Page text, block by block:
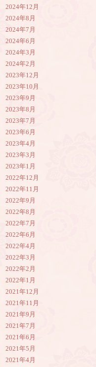
2024年12月
2024年8月
2024年7月
2024年6月
2024年3月
2024年2月
2023年12月
2023年10月
2023年9月
2023年8月
2023年7月
2023年6月
2023年4月
2023年3月
2023年1月
2022年12月
2022年11月
2022年9月
2022年8月
2022年7月
2022年6月
2022年4月
2022年3月
2022年2月
2022年1月
2021年12月
2021年11月
2021年9月
2021年7月
2021年6月
2021年5月
2021年4月